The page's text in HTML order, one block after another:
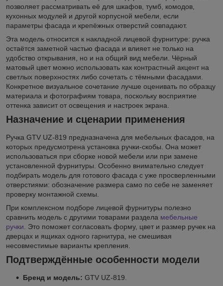
позволяет рассматривать её для шкафов, тумб, комодов,
кухонных модулей и другой корпусной мебели, если
параметры фасада и крепёжных отверстий совпадают.
Эта модель относится к накладной лицевой фурнитуре: ручка
остаётся заметной частью фасада и влияет не только на
удобство открывания, но и на общий вид мебели. Чёрный
матовый цвет можно использовать как контрастный акцент на
светлых поверхностях либо сочетать с тёмными фасадами.
Конкретное визуальное сочетание лучше оценивать по образцу
материала и фотографиям товара, поскольку восприятие
оттенка зависит от освещения и настроек экрана.
Назначение и сценарии применения
Ручка GTV UZ-819 предназначена для мебельных фасадов, на
которых предусмотрена установка ручки-скобы. Она может
использоваться при сборке новой мебели или при замене
установленной фурнитуры. Особенно внимательно следует
подбирать модель для готового фасада с уже просверленными
отверстиями: обозначение размера само по себе не заменяет
проверку монтажной схемы.
При комплексном подборе лицевой фурнитуры полезно
сравнить модель с другими товарами раздела мебельные
ручки . Это поможет согласовать форму, цвет и размер ручек на
дверцах и ящиках одного гарнитура, не смешивая
несовместимые варианты крепления.
Подтверждённые особенности модели
Бренд и модель: GTV UZ-819.